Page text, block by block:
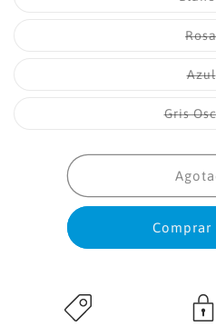
Rosa
Azul
Gris
Comprar